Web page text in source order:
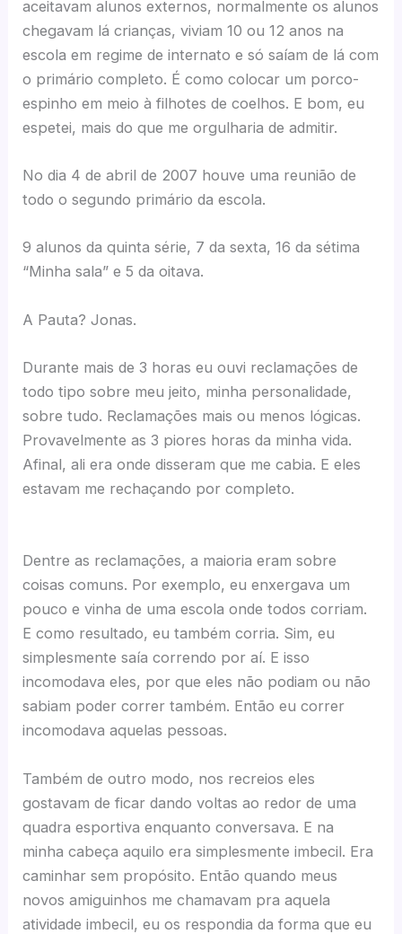
aceitavam alunos externos, normalmente os alunos
chegavam lá crianças, viviam 10 ou 12 anos na
escola em regime de internato e só saíam de lá com
o primário completo. É como colocar um porco-
espinho em meio à filhotes de coelhos. E bom, eu
espetei, mais do que me orgulharia de admitir.
No dia 4 de abril de 2007 houve uma reunião de
todo o segundo primário da escola.
9 alunos da quinta série, 7 da sexta, 16 da sétima
“Minha sala” e 5 da oitava.
A Pauta? Jonas.
Durante mais de 3 horas eu ouvi reclamações de
todo tipo sobre meu jeito, minha personalidade,
sobre tudo. Reclamações mais ou menos lógicas.
Provavelmente as 3 piores horas da minha vida.
Afinal, ali era onde disseram que me cabia. E eles
estavam me rechaçando por completo.
Dentre as reclamações, a maioria eram sobre
coisas comuns. Por exemplo, eu enxergava um
pouco e vinha de uma escola onde todos corriam.
E como resultado, eu também corria. Sim, eu
simplesmente saía correndo por aí. E isso
incomodava eles, por que eles não podiam ou não
sabiam poder correr também. Então eu correr
incomodava aquelas pessoas.
Também de outro modo, nos recreios eles
gostavam de ficar dando voltas ao redor de uma
quadra esportiva enquanto conversava. E na
minha cabeça aquilo era simplesmente imbecil. Era
caminhar sem propósito. Então quando meus
novos amiguinhos me chamavam pra aquela
atividade imbecil, eu os respondia da forma que eu